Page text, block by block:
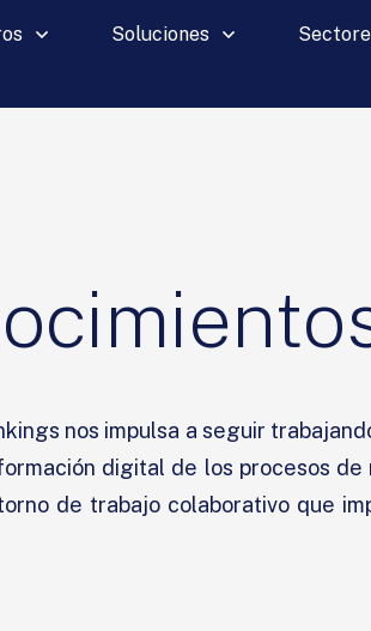
Soluciones
nos impulsa a seguir
digital de los procesos de
de trabajo colaborativo que